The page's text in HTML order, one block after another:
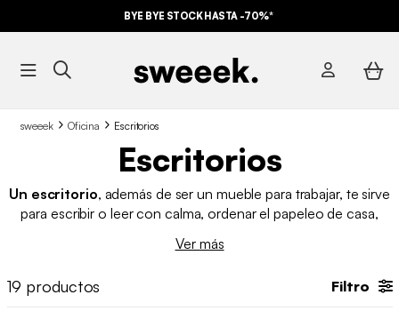
BYE BYE STOCK HASTA -70%*
sweeek Oficina Escritorios
Escritorios
Un escritorio, además de ser un mueble para trabajar, te sirve
para escribir o leer con calma, ordenar el papeleo de casa,
sentarte sin agobios. Por eso, en sweeek
materiales y estilos, para que encuentres el que mejor encaja
Ver más
19 productos Filtro